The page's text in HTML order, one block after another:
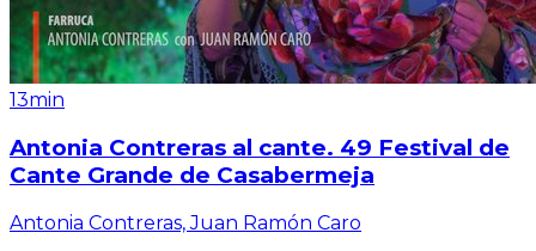
13min
Antonia Contreras al cante. 49 Festival de
Cante Grande de Casabermeja
Antonia Contreras, Juan Ramón Caro